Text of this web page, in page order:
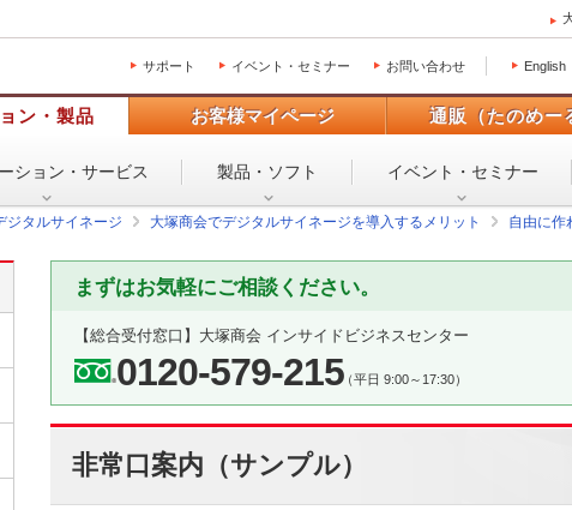
サポート イベント・セミナー お問い合わせ English
ン・製品 お客様マイページ 通販（たのめー
ション・ サービス 製品・ソフト イベント・ セミナー
ジタルサイネージ 大塚商会でデジタルサイネージを導入するメリット
自由に作
まずはお気軽にご相談ください。
【総合受付窓口】 大塚商会 インサイドビジネスセンター
0120-579-215（平日 9:00～17:30）
非常口案内（サンプル）